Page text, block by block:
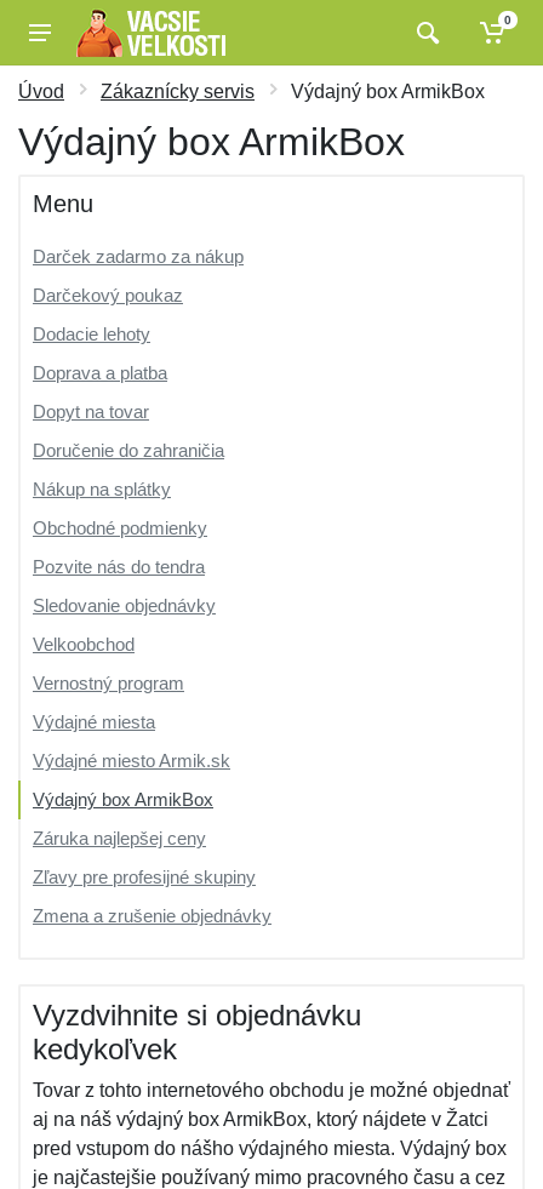
0
Úvod Zákaznícky servis Výdajný box ArmikBox
Výdajný box ArmikBox
Menu
Darček zadarmo za nákup
Darčekový poukaz
Dodacie lehoty
Doprava a platba
Dopyt na tovar
Doručenie do zahraničia
Nákup na splátky
Obchodné podmienky
Pozvite nás do tendra
Sledovanie objednávky
Velkoobchod
Vernostný program
Výdajné miesta
Výdajné miesto Armik.sk
Výdajný box ArmikBox
Záruka najlepšej ceny
Zľavy pre profesijné skupiny
Zmena a zrušenie objednávky
Vyzdvihnite si objednávku
kedykoľvek
Tovar z tohto internetového obchodu je možné objednať
aj na náš výdajný box ArmikBox, ktorý nájdete v Žatci
pred vstupom do nášho výdajného miesta. Výdajný box
je najčastejšie používaný mimo pracovného času a cez